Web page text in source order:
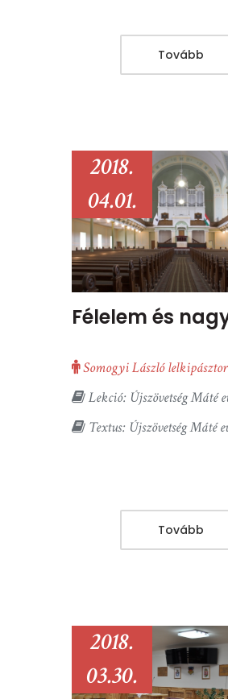
Tovább
Félelem és
2018.
04.01.
Somogyi László lelkipásztor
Lekció: Újszövetség Máté
Textus: Újszövetség Máté
Tovább
2018.
03.30.